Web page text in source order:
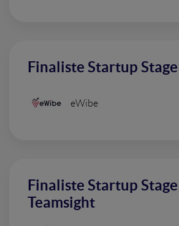
Finaliste Startup
eWibe
Finaliste Startup
Teamsight